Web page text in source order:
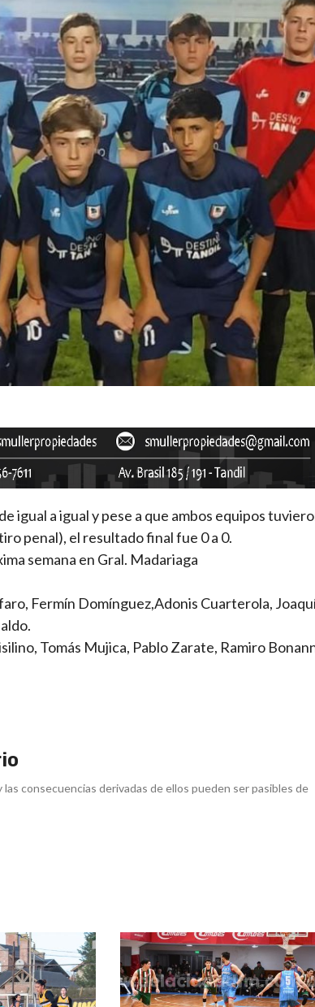
igual a igual y pese a que ambos equipos
penal), el resultado final fue 0 a 0.
semana en Gral. Madariaga
Fermín Domínguez,Adonis Cuarterola,
Tomás Mujica, Pablo Zarate, Ramiro
consecuencias derivadas de ellos pueden ser pasibles de